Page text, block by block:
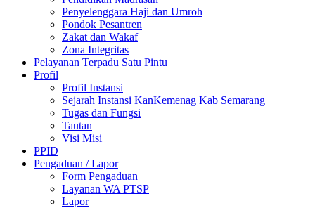
Penyelenggara Haji dan Umroh
Pondok Pesantren
Zakat dan Wakaf
Zona Integritas
Pelayanan Terpadu Satu Pintu
Profil
Profil Instansi
Sejarah Instansi KanKemenag Kab Semarang
Tugas dan Fungsi
Tautan
Visi Misi
PPID
Pengaduan / Lapor
Form Pengaduan
Layanan WA PTSP
Lapor